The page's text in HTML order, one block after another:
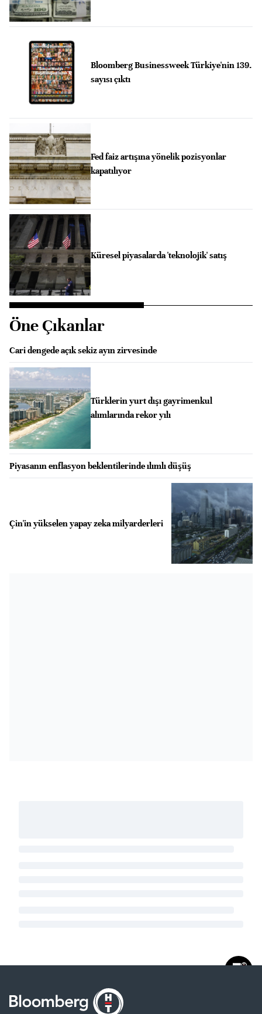
Bloomberg Businessweek Türkiye'nin 139.
sayısı çıktı
Fed faiz artışına yönelik pozisyonlar
kapatılıyor
Küresel piyasalarda 'teknolojik' satış
Öne Çıkanlar
Cari dengede açık sekiz ayın zirvesinde
Türklerin yurt dışı gayrimenkul
alımlarında rekor yılı
Piyasanın enflasyon beklentilerinde ılımlı düşüş
Çin'in yükselen yapay zeka milyarderleri